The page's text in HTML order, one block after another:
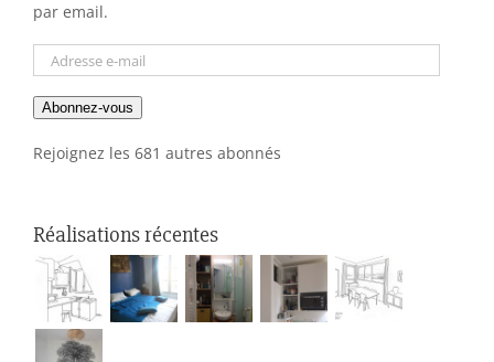
par email.
Adresse
mail
Abonnez-vous
Rejoignez les 681 autres abonnés
Réalisations récentes